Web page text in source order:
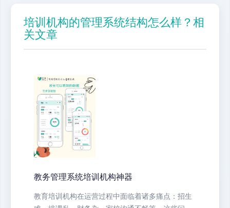
培训机构的管理系统结构怎么样？相
关文章
教务管理系统培训机构神器
教育培训机构在运营过程中面临着诸多痛点：招生